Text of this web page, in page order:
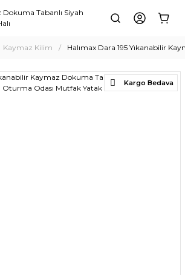
Kaymaz Kilim Halımax Dara 195 Yıkanabilir
Kargo Bedava